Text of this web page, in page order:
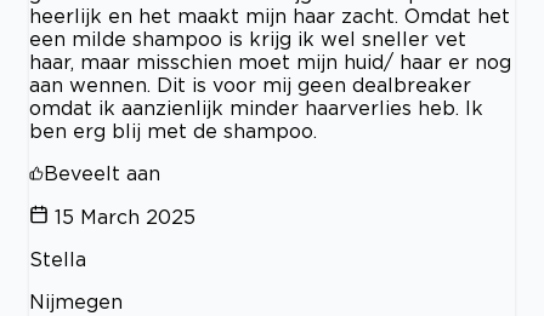
heerlijk en het maakt mijn haar zacht. Omdat het
een milde shampoo is krijg ik wel sneller vet
haar, maar misschien moet mijn huid/ haar er nog
aan wennen. Dit is voor mij geen dealbreaker
omdat ik aanzienlijk minder haarverlies heb. Ik
ben erg blij met de shampoo.
Beveelt aan
15 March 2025
Stella
Nijmegen